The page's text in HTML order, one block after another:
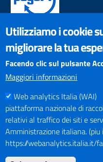
SOCIAL NETWORKS
Pagina Facebook
Profilo Instagram
Canale YouTube
Mappa del Sito
Utilizziamo i cookie
migliorare la tua
Facendo clic sul pulsante
Maggiori informazioni
Web analytics Italia (WAI)
piattaforma nazionale di
relativi al traffico dei siti e
Amministrazione italiana. (piu
https://webanalytics.italia.it/